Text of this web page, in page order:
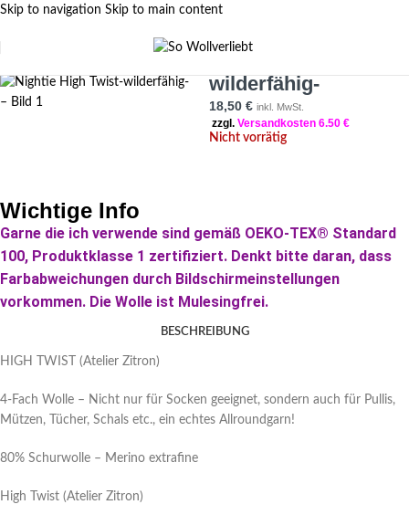
Skip to navigation Skip to main content
wilderfähig-
18,50 € inkl. MwSt.
zzgl. Versandkosten 6.50 €
Nicht vorrätig
Wichtige Info
Garne die ich verwende sind gemäß OEKO-TEX® Standard
100, Produktklasse 1 zertifiziert. Denkt bitte daran, dass
Farbabweichungen durch Bildschirmeinstellungen
vorkommen. Die Wolle ist Mulesingfrei.
BESCHREIBUNG
HIGH TWIST (Atelier Zitron)
4-Fach Wolle – Nicht nur für Socken geeignet, sondern auch für Pullis,
Mützen, Tücher, Schals etc., ein echtes Allroundgarn!
80% Schurwolle – Merino extrafine
High Twist (Atelier Zitron)